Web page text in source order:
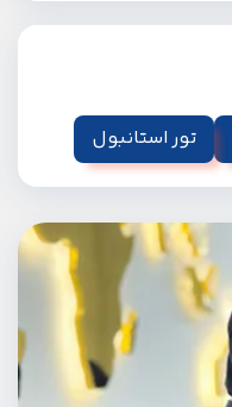
تور استانبول